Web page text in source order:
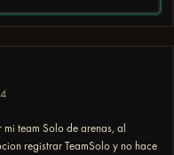
team Solo de arenas, al
registrar TeamSolo y no hace